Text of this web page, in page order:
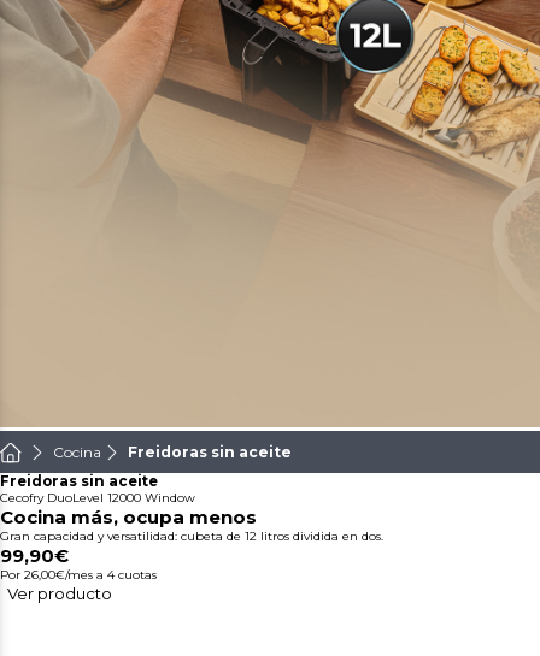
Cocina Freidoras sin aceite
Freidoras sin aceite
Cecofry DuoLevel 12000 Window
Cocina más, ocupa menos
Gran capacidad y versatilidad: cubeta de 12 litros dividida en dos.
99,90€
Por 26,00€/mes a 4 cuotas
Ver producto